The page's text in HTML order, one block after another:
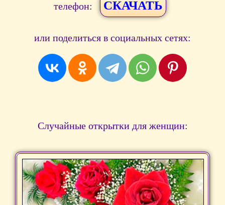
телефон: СКАЧАТЬ
или поделиться в социальных сетях:
Случайные открытки для женщин: